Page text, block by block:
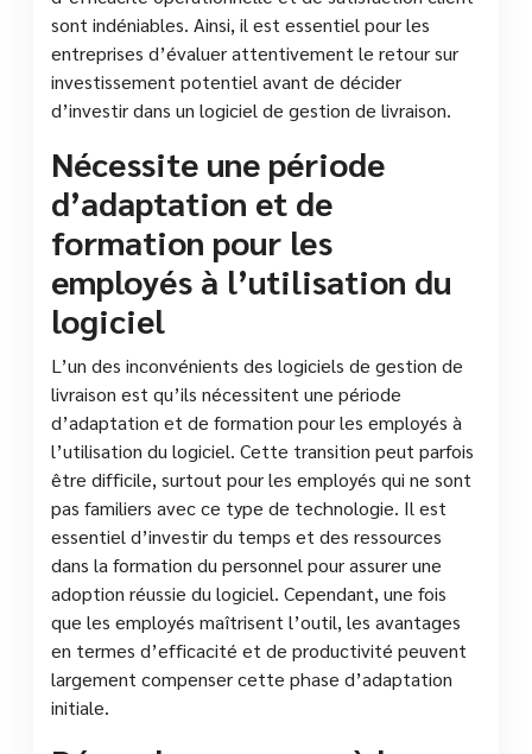
sont indéniables. Ainsi, il est essentiel pour les
entreprises d’évaluer attentivement le retour sur
investissement potentiel avant de décider
d’investir dans un logiciel de gestion de livraison.
Nécessite une période
d’adaptation et de
formation pour les
employés à l’utilisation du
logiciel
L’un des inconvénients des logiciels de gestion de
livraison est qu’ils nécessitent une période
d’adaptation et de formation pour les employés à
l’utilisation du logiciel. Cette transition peut parfois
être difficile, surtout pour les employés qui ne sont
pas familiers avec ce type de technologie. Il est
essentiel d’investir du temps et des ressources
dans la formation du personnel pour assurer une
adoption réussie du logiciel. Cependant, une fois
que les employés maîtrisent l’outil, les avantages
en termes d’efficacité et de productivité peuvent
largement compenser cette phase d’adaptation
initiale.